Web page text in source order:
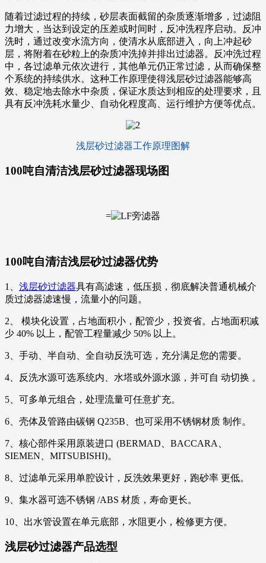
随着过滤过程的持续，砂层表面截留的杂质逐渐增多，过滤阻
力增大，当达到设定的压差或时间时，反冲洗程序启动。反冲
洗时，通过改变水流方向，使清水从底部进入，向上冲起砂
层，将附着在砂粒上的杂质冲洗掉并排出过滤器。反冲洗过程
中，各过滤单元依次进行，其他单元仍正常过滤，从而确保整
个系统的持续供水。这种工作原理使得浅层砂过滤器能够高
效、稳定地去除水中杂质，保证水质达到相应的处理要求，且
具有反冲洗耗水量少、自动化程度高、运行维护方便等优点。
浅层砂过滤器工作原理图解
100吨自清洁浅层砂过滤器现场图
=
100吨自清洁浅层砂过滤器优势
1、 浅层砂过滤器具有高滤速，低压损，彻底解决普通机械介
质过滤器滤速慢，流量小的问题。
2、 模块化设置，占地面积小，配管少，投资省。占地面积减
少 40% 以上，配管工程量减少 50% 以上。
3、手动、半自动、全自动反洗可选，充分满足您的需要。
4、反洗水源可选系统内、水塔或外源水源，并可自 动切换 。
5、可多单元组合，处理流量可任意扩充。
6、壳体及管路由碳钢 Q235B、也可采用不锈钢材质 制作。
7、核心部件采用原装进口 (BERMAD、BACCARA、
SIEMEN、MITSUBISHI)。
8、过滤单元采用单腔设计，反洗效果更好，跑砂率 更低。
9、集水器可选不锈钢 /ABS 材质，寿命更长。
10、出水管设置在单元底部，水阻更小，检修更方便。
浅层砂过滤器产品选型